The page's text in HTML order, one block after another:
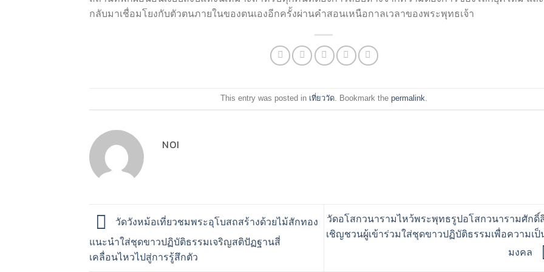
กลับมาเชื่อมโยงกับตัวตนภายในของตนเองอีกครั้งผ่านคำสอนเหนือกาลเวลาของพระพุทธเจ้า
This entry was posted in เที่ยววัด. Bookmark the permalink.
NOI
วัดวังหม้อเที่ยวชมพระอุโบสถสร้างด้วยไม้สักทอง
แนะนำใส่ชุดขาวปฏิบัติธรรมเจริญสติปัฏฐานสี่
เคลื่อนไหวไปสู่การรู้สึกตัว
วัดอโสกวนารามไหว้พระพุทธรูปอโสกวนารามศักดิ์
เชิญชวนผู้เข้าร่วมใส่ชุดขาวปฏิบัติธรรมเพื่อความเป็
มงคล